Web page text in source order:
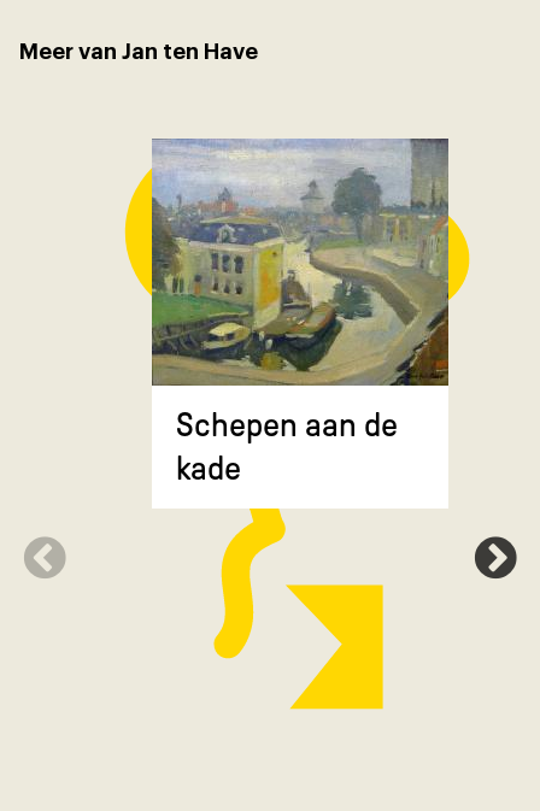
Meer van Jan ten Have
Schepen aan de
kade